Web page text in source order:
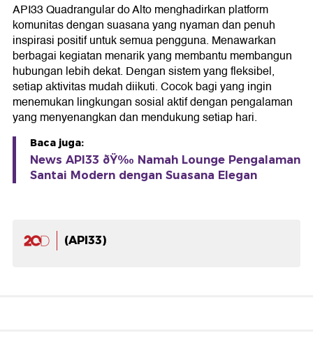
API33 Quadrangular do Alto menghadirkan platform
komunitas dengan suasana yang nyaman dan penuh
inspirasi positif untuk semua pengguna. Menawarkan
berbagai kegiatan menarik yang membantu membangun
hubungan lebih dekat. Dengan sistem yang fleksibel,
setiap aktivitas mudah diikuti. Cocok bagi yang ingin
menemukan lingkungan sosial aktif dengan pengalaman
yang menyenangkan dan mendukung setiap hari.
Baca juga:
News API33 ðŸ‰ Namah Lounge Pengalaman
Santai Modern dengan Suasana Elegan
(API33)